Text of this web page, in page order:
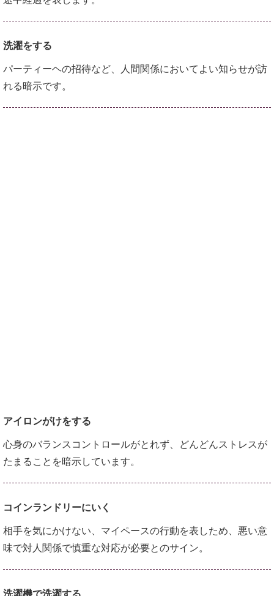
洗濯をする
パーティーヘの招待など、人間関係においてよい知らせが訪
れる暗示です。
アイロンがけをする
心身のバランスコントロールがとれず、どんどんストレスが
たまることを暗示しています。
コインランドリーにいく
相手を気にかけない、マイペースの行動を表しため、悪い意
味で対人関係で慎重な対応が必要とのサイン。